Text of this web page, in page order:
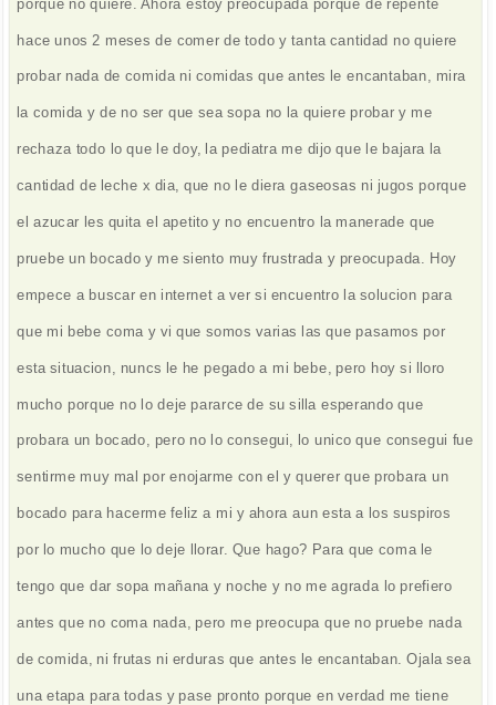
hace unos 2 meses de comer de todo y tanta cantidad no quiere
probar nada de comida ni comidas que antes le encantaban, mira
la comida y de no ser que sea sopa no la quiere probar y me
rechaza todo lo que le doy, la pediatra me dijo que le bajara la
cantidad de leche x dia, que no le diera gaseosas ni jugos porque
el azucar les quita el apetito y no encuentro la manerade que
pruebe un bocado y me siento muy frustrada y preocupada. Hoy
empece a buscar en internet a ver si encuentro la solucion para
que mi bebe coma y vi que somos varias las que pasamos por
esta situacion, nuncs le he pegado a mi bebe, pero hoy si lloro
mucho porque no lo deje pararce de su silla esperando que
probara un bocado, pero no lo consegui, lo unico que consegui fue
sentirme muy mal por enojarme con el y querer que probara un
bocado para hacerme feliz a mi y ahora aun esta a los suspiros
por lo mucho que lo deje llorar. Que hago? Para que coma le
tengo que dar sopa mañana y noche y no me agrada lo prefiero
antes que no coma nada, pero me preocupa que no pruebe nada
de comida, ni frutas ni erduras que antes le encantaban. Ojala sea
una etapa para todas y pase pronto porque en verdad me tiene